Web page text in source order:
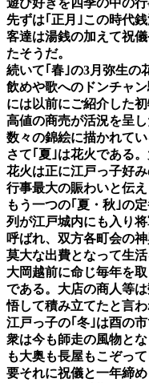
遊び好きを四季の中の
先ずは｢正月｣この時代
客達は湯銭の加えて祝
たそうだ。
続いて｢春｣の3月弥生の
飲めや歌へのドンチャ
には以前にご紹介した
高値の商売が活況を呈
数々の錦絵に描かれてい
さて｢夏｣は花火である
花火は正に江戸っ子好
行事最大の賑わいと伝え
もう一つの｢夏・秋｣の
列が江戸城内にも入り
呼ばれ、双方各町会の
莫大な出費となって生
大岡越前に命じ毎年を
である。大店の商人等
悟して積み立てたと言わ
江戸っ子の｢冬｣は酉の
衆は今も師走の風物と
も大奥も長屋もこぞっ
要それに祝儀と一年締